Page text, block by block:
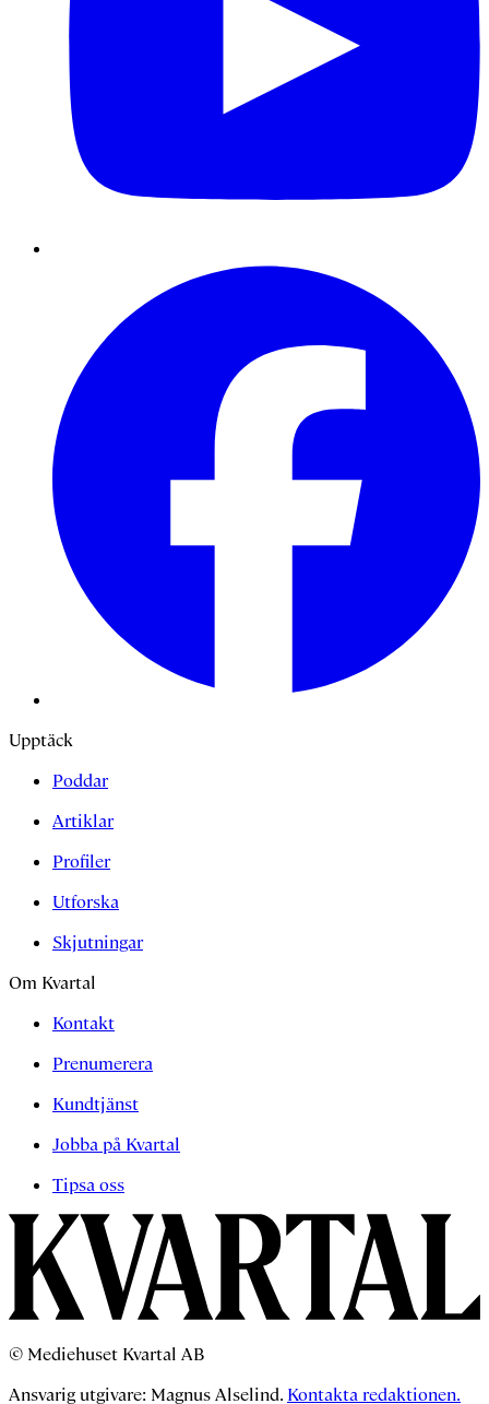
Upptäck
Poddar
Artiklar
Profiler
Utforska
Skjutningar
Om Kvartal
Kontakt
Prenumerera
Kundtjänst
Jobba på Kvartal
Tipsa oss
© Mediehuset Kvartal AB
Ansvarig utgivare: Magnus Alselind. Kontakta redaktionen.